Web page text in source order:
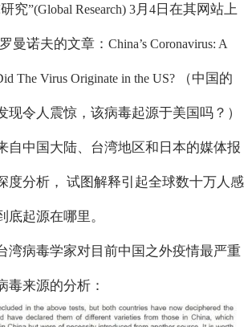
究”(Global Research) 3月 4日在其网站上
罗曼诺夫的文章： China’s Coronavirus: A
The Virus Originate in the US? （中国的
现令人震惊，该病毒起源于美国吗？）
自中国大陆、台湾地区和日本的媒体报
度分析， 试图解释引起全球数十万人感
底起源在哪里。
湾病毒学家对目前中国之外疫情最严重
毒来源的分析：